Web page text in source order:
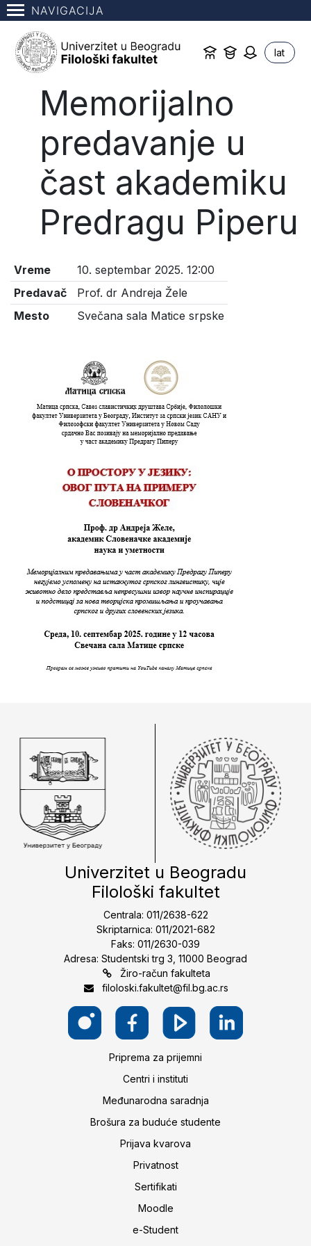
NAVIGACIJA
lat
Memorijalno
predavanje u
čast akademiku
Predragu Piperu
Vreme
10. septembar 2025. 12:00
Predavač
Prof. dr Andreja Žele
Mesto
Svečana sala Matice srpske
Univerzitet u Beogradu
Filološki fakultet
Centrala: 011/2638-622
Skriptarnica: 011/2021-682
Faks: 011/2630-039
Adresa: Studentski trg 3, 11000 Beograd
Žiro-račun fakulteta
filoloski.fakultet@fil.bg.ac.rs
Priprema za prijemni
Centri i instituti
Međunarodna saradnja
Brošura za buduće studente
Prijava kvarova
Privatnost
Sertifikati
Moodle
e-Student